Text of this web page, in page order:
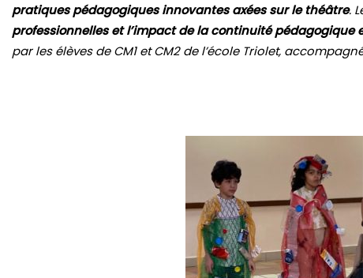
pratiques pédagogiques innovantes axées sur le théâtre.
professionnelles et l’impact de la continuité pédagogique
par les élèves de CM1 et CM2 de l’école Triolet,